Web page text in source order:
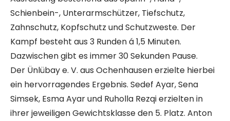
Schienbein-, Unterarmschützer, Tiefschutz,
Zahnschutz, Kopfschutz und Schutzweste. Der
Kampf besteht aus 3 Runden á 1,5 Minuten.
Dazwischen gibt es immer 30 Sekunden Pause.
Der Ünlübay e. V. aus Ochenhausen erzielte hierbei
ein hervorragendes Ergebnis. Sedef Ayar, Sena
Simsek, Esma Ayar und Ruholla Rezqi erzielten in
ihrer jeweiligen Gewichtsklasse den 5. Platz. Anton